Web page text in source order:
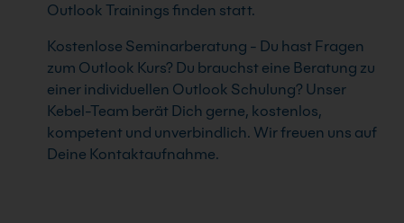
Outlook Trainings finden statt.
Kostenlose Seminarberatung - Du hast Fragen
zum Outlook Kurs? Du brauchst eine Beratung zu
einer individuellen Outlook Schulung? Unser
Kebel-Team berät Dich gerne, kostenlos,
kompetent und unverbindlich. Wir freuen uns auf
Deine Kontaktaufnahme.